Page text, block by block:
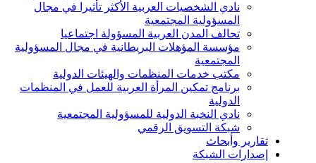
نادي الشخصيات العربية الأكثر تأثيرا في مجال
المسؤولية المجتمعية
تحالف المدن العربية المسؤولة اجتماعيا
مؤسسة المؤهلات البريطانية في مجال المسؤولية
المجتمعية
مكتب خدمات المنظمات والهيئات الدولية
برنامج تمكين المرأة العربية للعمل في المنظمات
الدولية
نادي النخبة الدولية للمسؤولية المجتمعية
شبكة التسويق الرقمي
تقارير وأبحاث
إصدارات الشبكة